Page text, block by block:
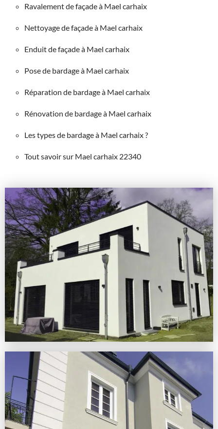
Ravalement de façade à Mael carhaix
Nettoyage de façade à Mael carhaix
Enduit de façade à Mael carhaix
Pose de bardage à Mael carhaix
Réparation de bardage à Mael carhaix
Rénovation de bardage à Mael carhaix
Les types de bardage à Mael carhaix ?
Tout savoir sur Mael carhaix 22340